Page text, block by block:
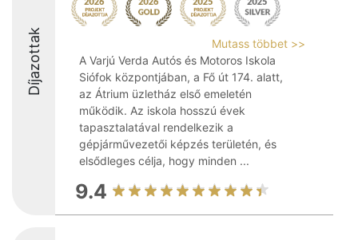
Díjazottak
Mutass többet >>
A Varjú Verda Autós és Motoros Iskola
Siófok központjában, a Fő út 174. alatt,
az Átrium üzletház első emeletén
működik. Az iskola hosszú évek
tapasztalatával rendelkezik a
gépjárművezetői képzés területén, és
elsődleges célja, hogy minden ...
9.4